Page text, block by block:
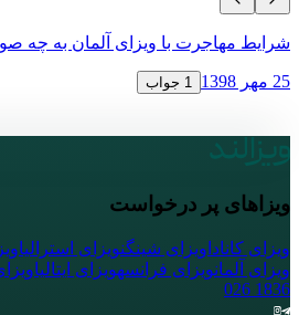
با ویزای آلمان به چه صورت است؟
1 جواب
پر درخواست
ویزای شینگنویزای استرالیا ویزای انگلیس
ویزای فرانسه ویزای ایتالیاویزای روسیه